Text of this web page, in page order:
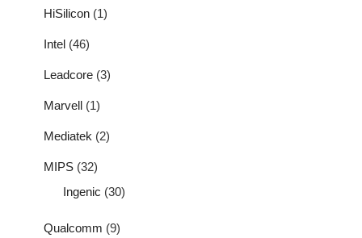
HiSilicon (1)
Intel (46)
Leadcore (3)
Marvell (1)
Mediatek (2)
MIPS (32)
Ingenic (30)
Qualcomm (9)